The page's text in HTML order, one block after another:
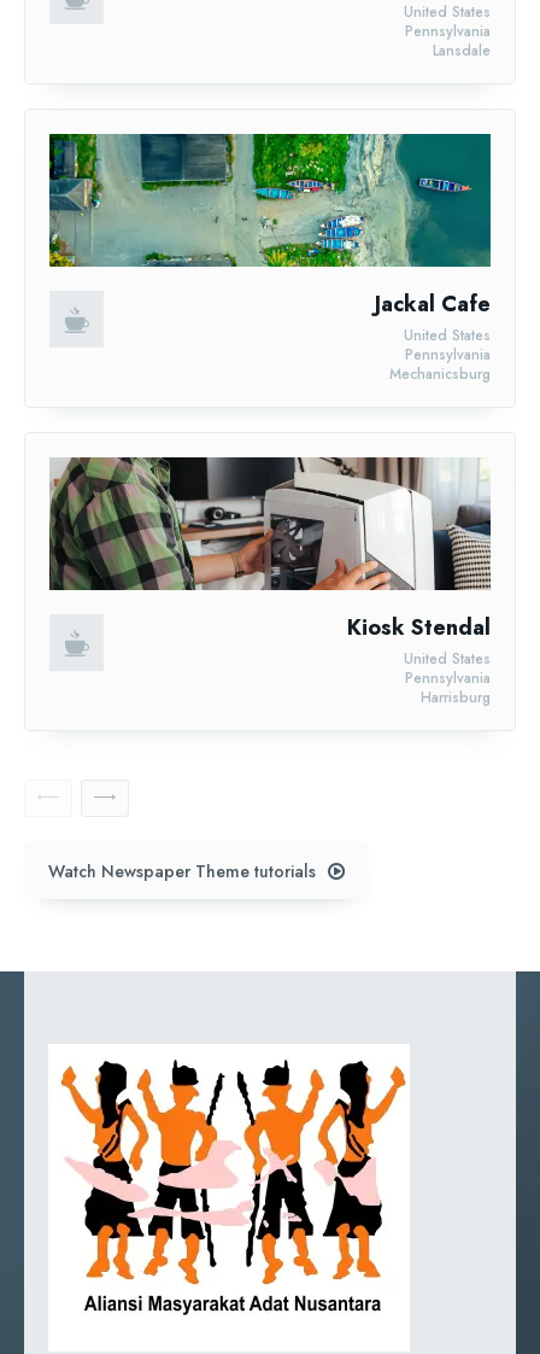
Lansdale
Pennsylvania
United States
Jackal Cafe
Mechanicsburg
Pennsylvania
United States
Kiosk Stendal
Harrisburg
Pennsylvania
United States
Watch Newspaper Theme tutorials